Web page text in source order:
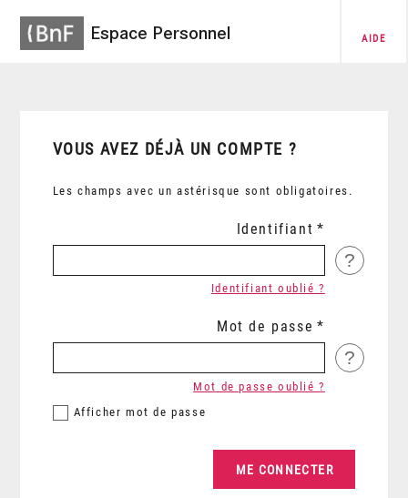
Espace Personnel AIDE
VOUS AVEZ DÉJÀ UN COMPTE ?
Les champs avec un astérisque sont obligatoires.
Identifiant
?
Identifiant oublié ?
Mot de passe
?
Afficher mot de passe
Mot de passe oublié ?